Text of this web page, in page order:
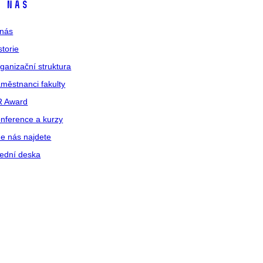
nás
struktura
fakulty
Award
a kurzy
nás najdete
deska